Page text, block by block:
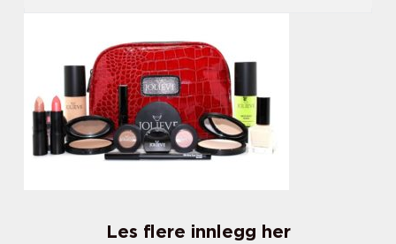
Les flere innlegg her